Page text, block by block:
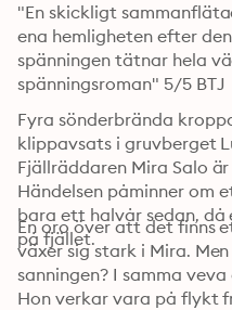
"En skickligt
ena hemligheten efter
spänningen tätnar hela
spänningsroman" 5/5 BTJ
Fyra sönderbrända
klippavsats i gruvberget
Fjällräddaren Mira Salo
Händelsen påminner om
bara ett halvår sedan,
på fjället.
En oro över att det finns
växer sig stark i Mira.
sanningen? I samma
Hon verkar vara på flykt